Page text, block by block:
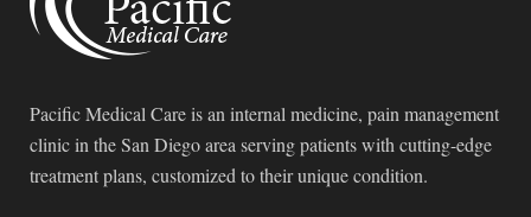
Pacific Medical Care is an internal medicine, pain management
clinic in the San Diego area serving patients with cutting-edge
treatment plans, customized to their unique condition.